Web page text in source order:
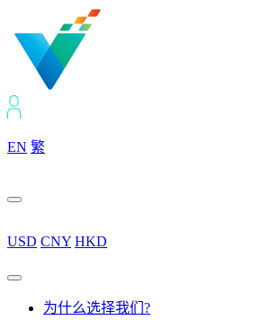
EN 繁
USD CNY HKD
为什么选择我们?